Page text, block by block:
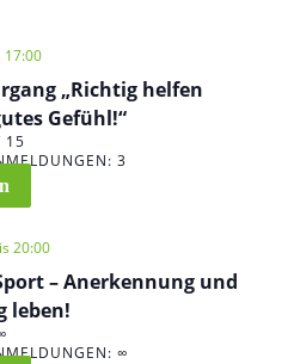
17:00
„Richtig helfen
Gefühl!“
15
3
20:00
– Anerkennung und
leben!
∞